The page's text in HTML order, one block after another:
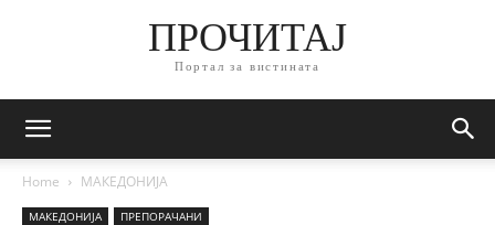
ПРОЧИТАЈ
Портал за вистината
Home МАКЕДОНИЈА
МАКЕДОНИЈА ПРЕПОРАЧАНИ